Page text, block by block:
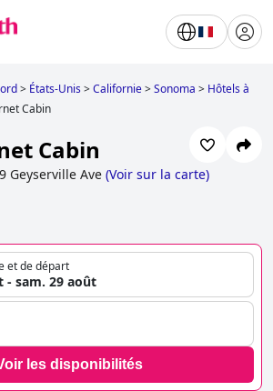
> États-Unis>Californie>Sonoma > Hôtels à
Cabin
Cabin
Geyserville Ave (Voir sur la carte)
et de départ
- sam. 29 août
les disponibilités